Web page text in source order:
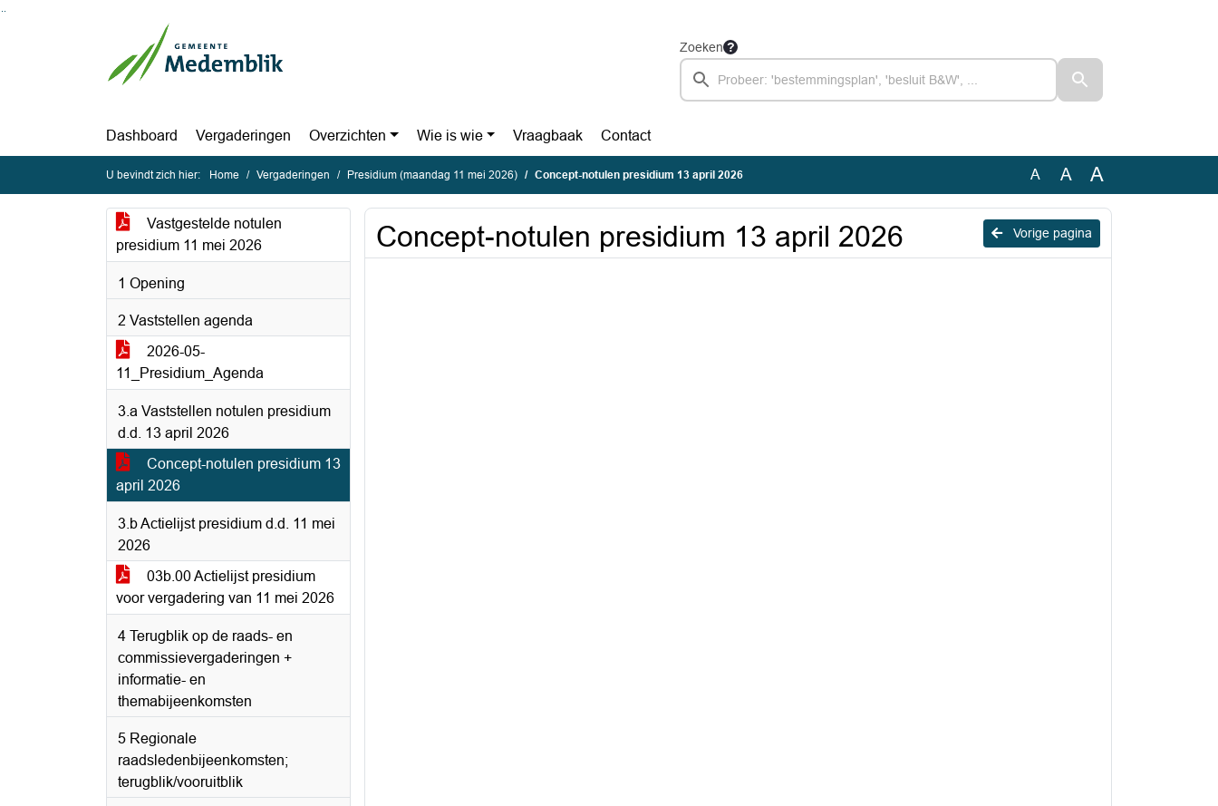
Ga naar de inhoud van deze pagina
Zoeken
Dashboard Vergaderingen Overzichten Wie is wie Vraagbaak Contact
U bevindt zich hier: Home Vergaderingen Presidium (maandag 11 mei 2026) Concept-notulen presidium 13 april 2026 A A A
Vastgestelde notulen
presidium 11 mei 2026
1 Opening
2 Vaststellen agenda
2026-05-
11_Presidium_Agenda
3.a Vaststellen notulen presidium
d.d. 13 april 2026
Concept-notulen presidium 13
april 2026
3.b Actielijst presidium d.d. 11 mei
2026
03b.00 Actielijst presidium
voor vergadering van 11 mei 2026
4 Terugblik op de raads- en
commissievergaderingen +
informatie- en
themabijeenkomsten
5 Regionale
raadsledenbijeenkomsten;
terugblik/vooruitblik
Vorige pagina
Concept-notulen presidium 13 april 2026